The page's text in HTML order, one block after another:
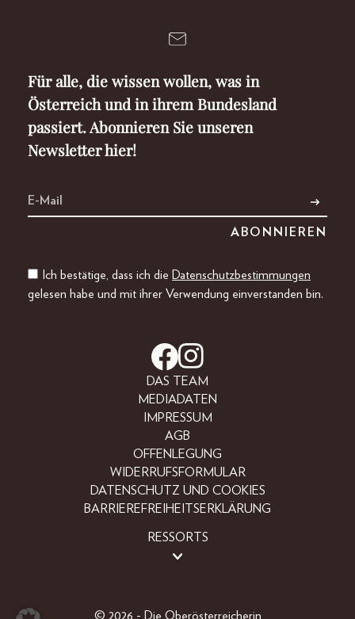
Für alle, die wissen wollen, was in
Österreich und in ihrem Bundesland
passiert. Abonnieren Sie unseren
Newsletter hier!
Ich bestätige, dass ich die Datenschutzbestimmungen
gelesen habe und mit ihrer Verwendung einverstanden bin.
DAS TEAM
MEDIADATEN
IMPRESSUM
AGB
OFFENLEGUNG
WIDERRUFSFORMULAR
DATENSCHUTZ UND COOKIES
BARRIEREFREIHEITSERKLÄRUNG
RESSORTS
© 2026 - Die Oberösterreicherin